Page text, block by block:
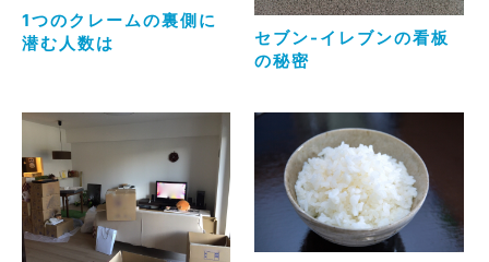
1つのクレームの裏側に
潜む人数は
セブン-イレブンの看板
の秘密